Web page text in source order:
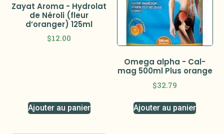
Zayat Aroma - Hydrolat
de Néroli (fleur
d’oranger) 125ml
$12.00
Ajouter au panier
Omega alpha - Cal-
mag 500ml Plus orange
$32.79
Ajouter au panier